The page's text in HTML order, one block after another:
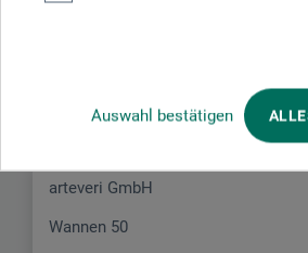
Auswahl bestätigen
Hersteller-
Hier finden Sie die Kontaktdaten
diesem Produkt.
arteveri GmbH
Wannen 50